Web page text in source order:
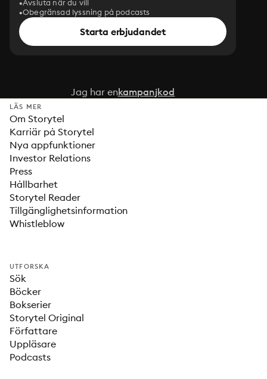
Avsluta när du vill
Obegränsad lyssning på podcasts
Starta erbjudandet
Jag har enkampanjkod
LÄS MER
Om Storytel
Karriär på Storytel
Nya appfunktioner
Investor Relations
Press
Hållbarhet
Storytel Reader
Tillgänglighetsinformation
Whistleblow
UTFORSKA
Sök
Böcker
Bokserier
Storytel Original
Författare
Uppläsare
Podcasts